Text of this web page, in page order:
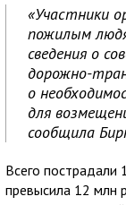
«Участники
пожилым
сведения о
дорожно-
о
для
сообщила
Всего
превысила 12 млн